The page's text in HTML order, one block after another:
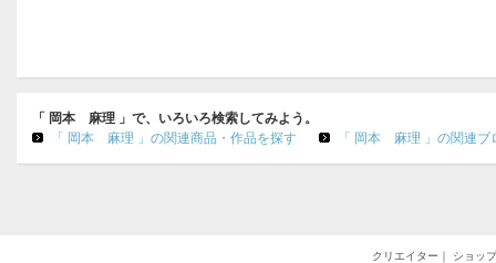
「 岡本 麻理 」で、いろいろ検索してみよう。
「 岡本 麻理 」の関連商品・作品を探す
「 岡本 麻理 」の関連ブ
クリエイター ｜ ショップ